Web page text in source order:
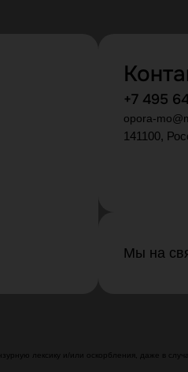
+7 495
opora-
141100,
Мы на
лексику и/или оскорбления, даже в